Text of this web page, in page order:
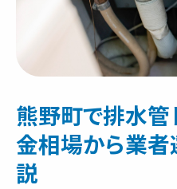
熊野町で排水管
金相場から業
説